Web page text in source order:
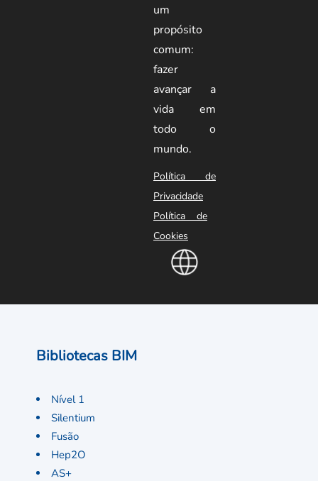
um
propósito
comum:
fazer
avançar a
vida em
todo o
mundo.
Política de
Privacidade
Política de
Cookies
Bibliotecas BIM
Nível 1
Silentium
Fusão
Hep2O
AS+